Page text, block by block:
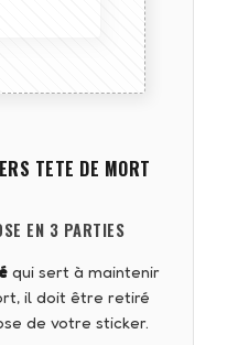
TETE DE MORT
EN 3 PARTIES
qui sert à maintenir
il doit être retiré
de votre sticker.